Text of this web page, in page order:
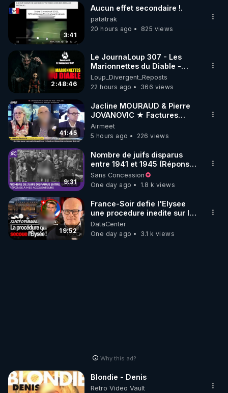
▶ 30 jours gratuit sur l’application de méditation et
de bien-être ENVOL :
Rendez-vous sur https://www.envol.app/code
le code : REGENERE
plus de guerres.
3:41
Aucun effet secondaire !.
patatrak
20 hours ago
825 views
2:48:46
Le JournaLoup 307 - Les
Marionnettes du Diable -
Loup Divergent 2026.08.07
Loup_Divergent_Reposts
22 hours ago
366 views
41:45
Jacline MOURAUD & Pierre
JOVANOVIC ★ Factures
Impayées : Où Est Passé Le
Pognon ?
Airmeet
5 hours ago
226 views
9:31
Nombre de juifs disparus
entre 1941 et 1945 (Réponse
à mes accusateurs)
Sans Concession
One day ago
1.8 k views
19:52
France-Soir defie l'Elysee
une procedure inedite sur la
sante du president - Nexus
DataCenter
One day ago
3.1 k views
Why this ad?
Blondie - Denis
Retro Video Vault